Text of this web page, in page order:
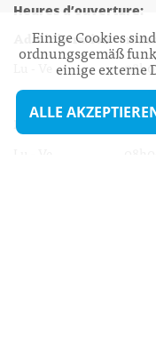
Heures d’ouverture:
Administration
Lu - Ve 08h00 -
13h30 -
Biergercenter
Einige Cookies
ordnungsgemäß
einige externe
ALLE